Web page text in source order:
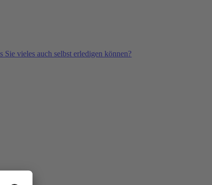
Sie vieles auch selbst erledigen können?